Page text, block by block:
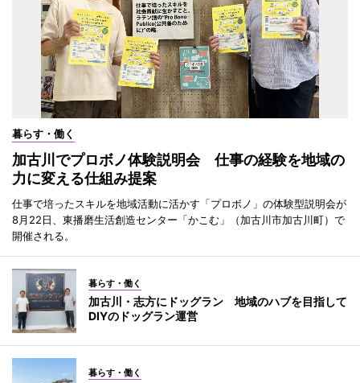
暮らす・働く
加古川でプロボノ体験説明会 仕事の経験を地域の
力に変える仕組み提案
仕事で培ったスキルを地域活動に活かす「プロボノ」の体験型説明会が
8月22日、東播磨生活創造センター「かこむ」（加古川市加古川町）で
開催される。
暮らす・働く
加古川・志方にドッグラン 地域のハブを目指して
DIYのドッグラン運営
暮らす・働く